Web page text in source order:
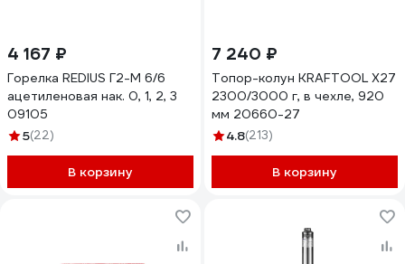
4 167 ₽
Горелка REDIUS Г2-М 6/6
ацетиленовая нак. 0, 1, 2, 3
09105
5(22)
В корзину
7 240 ₽
Топор-колун KRAFTOOL Х27
2300/3000 г, в чехле, 920
мм 20660-27
4.8(213)
В корзину